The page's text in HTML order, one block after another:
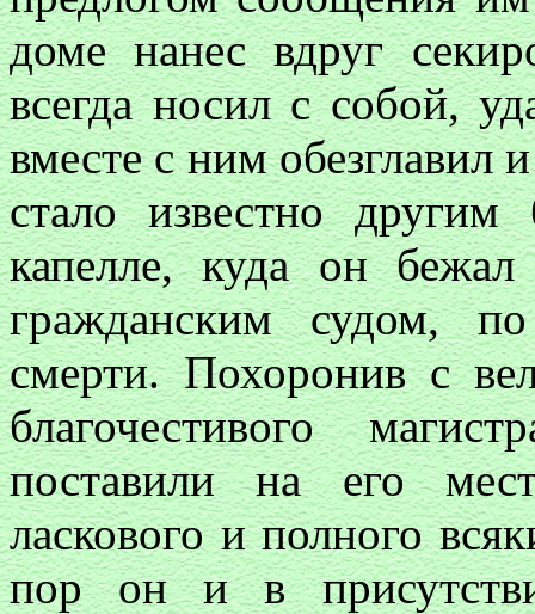
доме нанес вдруг
всегда носил с собой,
вместе с ним обезглавил
стало известно
капелле, куда он
гражданским судом,
смерти. Похоронив с
благочестивого
поставили на его
ласкового и полного
пор он и в